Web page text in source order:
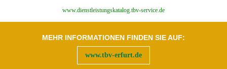
‍www.dienstleistungskatalog.tbv-service.de
MEHR INFORMATIONEN FINDEN SIE AUF:
www.tbv-erfurt.de